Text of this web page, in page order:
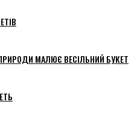
МАЛЮЄ ВЕСІЛЬНИЙ БУКЕТ